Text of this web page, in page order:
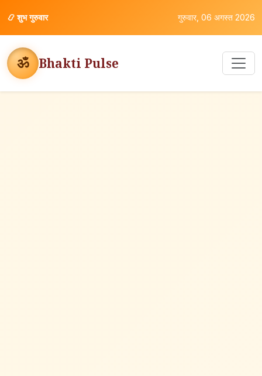
📿शुभ गुरुवार गुरुवार, 06 अगस्त 2026
ॐ Bhakti Pulse